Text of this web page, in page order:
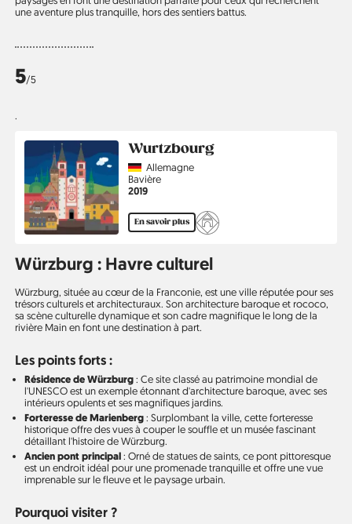
une aventure plus tranquille, hors des sentiers battus.
5/5
.
Wurtzbourg
CountryAllemagne
Région
Bavière
Année
2019
En savoir plus
Würzburg : Havre culturel
Würzburg, située au cœur de la Franconie, est une ville réputée pour ses
trésors culturels et architecturaux. Son architecture baroque et rococo,
sa scène culturelle dynamique et son cadre magnifique le long de la
rivière Main en font une destination à part.
Les points forts :
Résidence de Würzburg: Ce site classé au patrimoine mondial de
l'UNESCO est un exemple étonnant d'architecture baroque, avec ses
intérieurs opulents et ses magnifiques jardins.
Forteresse de Marienberg: Surplombant la ville, cette forteresse
historique offre des vues à couper le souffle et un musée fascinant
détaillant l'histoire de Würzburg.
Ancien pont principal: Orné de statues de saints, ce pont pittoresque
est un endroit idéal pour une promenade tranquille et offre une vue
imprenable sur le fleuve et le paysage urbain.
Pourquoi visiter ?